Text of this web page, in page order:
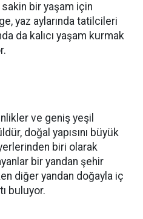
bir yaşam için
yaz aylarında tatilcileri
da kalıcı yaşam kurmak
ve geniş yeşil
doğal yapısını büyük
biri olarak
bir yandan şehir
diğer yandan doğayla iç
buluyor.